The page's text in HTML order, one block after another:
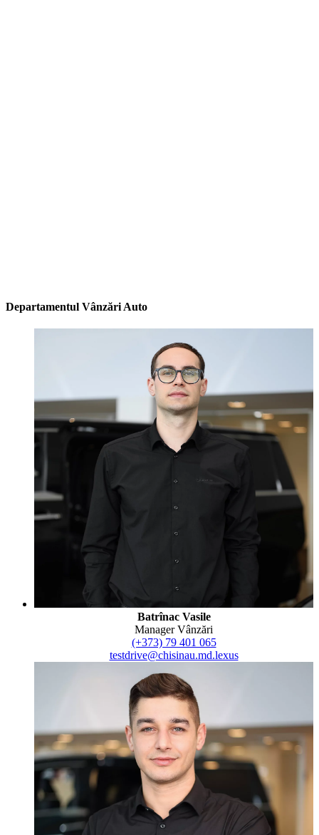
Departamentul Vânzări Auto
Batrînac Vasile
Manager Vânzări
(+373) 79 401 065
testdrive@chisinau.md.lexus